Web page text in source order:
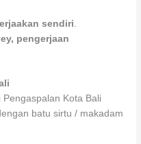
sendiri.
pengerjaan
Kota Bali
batu sirtu / makadam